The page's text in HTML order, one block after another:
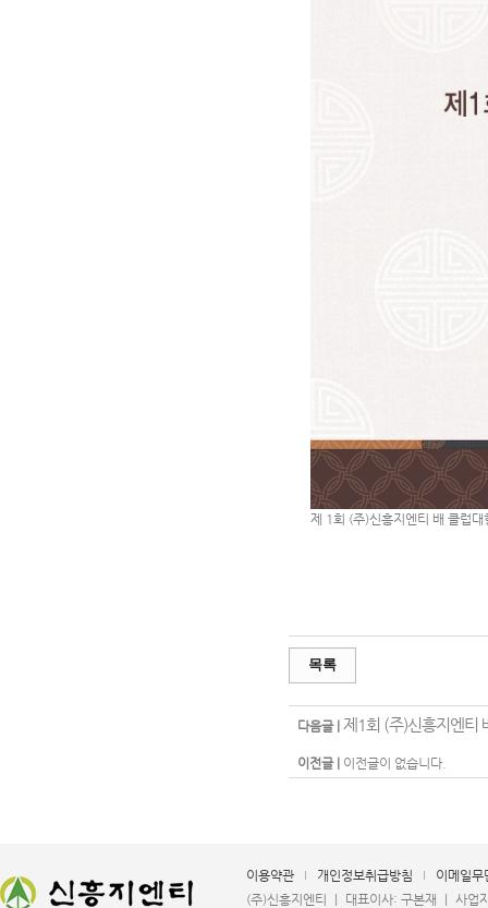
제 1회 (주)신흥지엔티 배 클럽대
목록
다음글 | 제1회 (주)신흥지엔티
이전글 | 이전글이 없습니다.
이용약관 개인정보취급방침
이메일무
(주)신흥지엔티 ㅣ 대표이사: 구본재 ㅣ 사